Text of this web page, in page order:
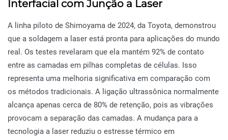
Interfacial com Junção a Laser
A linha piloto de Shimoyama de 2024, da Toyota, demonstrou
que a soldagem a laser está pronta para aplicações do mundo
real. Os testes revelaram que ela mantém 92% de contato
entre as camadas em pilhas completas de células. Isso
representa uma melhoria significativa em comparação com
os métodos tradicionais. A ligação ultrassônica normalmente
alcança apenas cerca de 80% de retenção, pois as vibrações
provocam a separação das camadas. A mudança para a
tecnologia a laser reduziu o estresse térmico em